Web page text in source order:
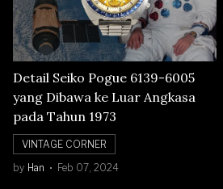
Detail Seiko Pogue 6139-6005
yang Dibawa ke Luar Angkasa
pada Tahun 1973
VINTAGE CORNER
by Han Feb 07, 2024